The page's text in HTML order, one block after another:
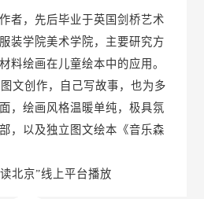
者，先后毕业于英国剑桥艺术
装学院美术学院，主要研究方
料绘画在儿童绘本中的应用。
文创作，自己写故事，也为多
，绘画风格温暖单纯，极具氛
，以及独立图文绘本《音乐森
北京”线上平台播放